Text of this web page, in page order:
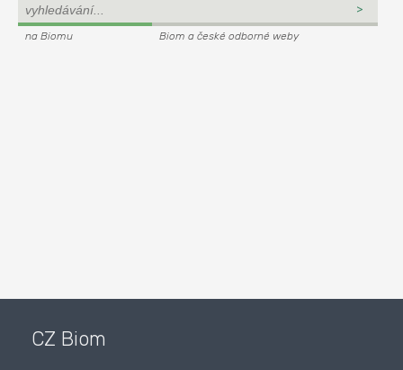
na Biomu Biom a české odborné weby
CZ Biom